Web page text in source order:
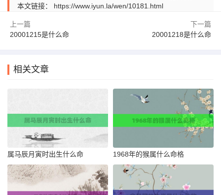
本文链接： https://www.iyun.la/wen/10181.html
上一篇
20001215是什么命
下一篇
20001218是什么命
相关文章
属马辰月寅时出生什么命 1968年的猴属什么命格